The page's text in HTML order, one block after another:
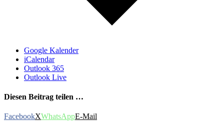
Google Kalender
iCalendar
Outlook 365
Outlook Live
Diesen Beitrag teilen …
FacebookXWhatsAppE-Mail